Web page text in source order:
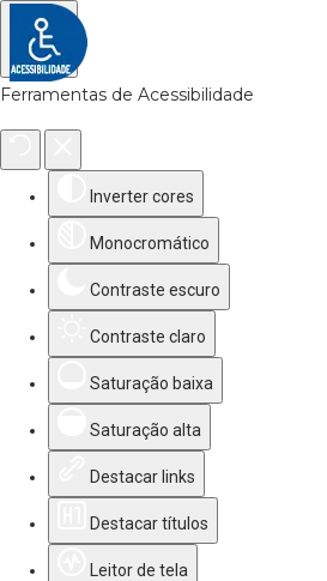
Ferramentas de Acessibilidade
Inverter cores
Monocromático
Contraste escuro
Contraste claro
Saturação baixa
Saturação alta
Destacar links
Destacar títulos
Leitor de tela